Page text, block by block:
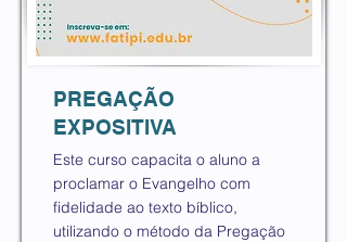
PREGAÇÃO
EXPOSITIVA
Este curso capacita o aluno a
proclamar o Evangelho com
fidelidade ao texto bíblico,
utilizando o método da Pregação